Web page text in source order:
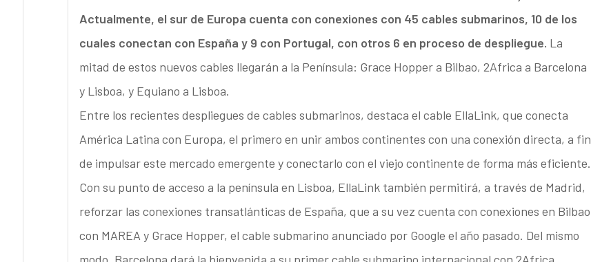
Actualmente, el sur de Europa cuenta con conexiones con 45 cables submarinos, 10 de los
cuales conectan con España y 9 con Portugal, con otros 6 en proceso de despliegue. La
mitad de estos nuevos cables llegarán a la Península: Grace Hopper a Bilbao, 2Africa a Barcelona
y Lisboa, y Equiano a Lisboa.
Entre los recientes despliegues de cables submarinos, destaca el cable EllaLink, que conecta
América Latina con Europa, el primero en unir ambos continentes con una conexión directa, a fin
de impulsar este mercado emergente y conectarlo con el viejo continente de forma más eficiente.
Con su punto de acceso a la península en Lisboa, EllaLink también permitirá, a través de Madrid,
reforzar las conexiones transatlánticas de España, que a su vez cuenta con conexiones en Bilbao
con MAREA y Grace Hopper, el cable submarino anunciado por Google el año pasado. Del mismo